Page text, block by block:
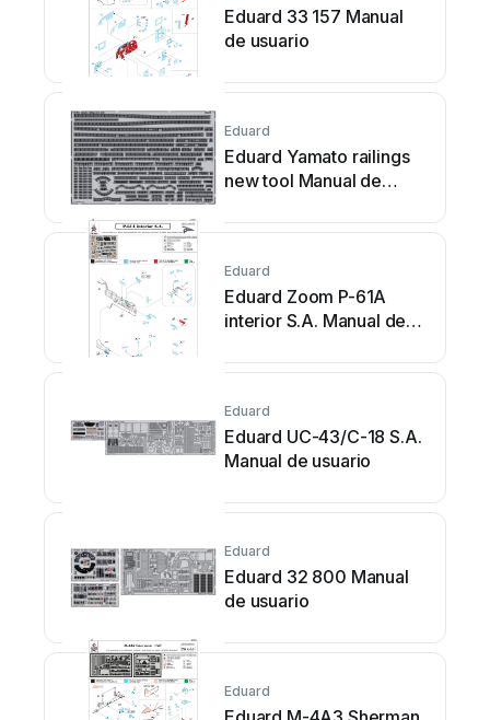
Eduard 33 157 Manual
de usuario
Eduard
Eduard Yamato railings
new tool Manual de
Eduard
Eduard Zoom P-61A
interior S.A. Manual de
Eduard
Eduard UC-43/C-18 S.A.
Manual de usuario
Eduard
Eduard 32 800 Manual
de usuario
Eduard